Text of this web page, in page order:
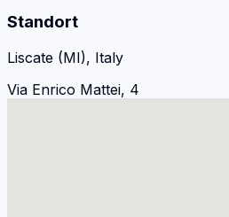
Standort
Liscate (MI), Italy
Via Enrico Mattei, 4